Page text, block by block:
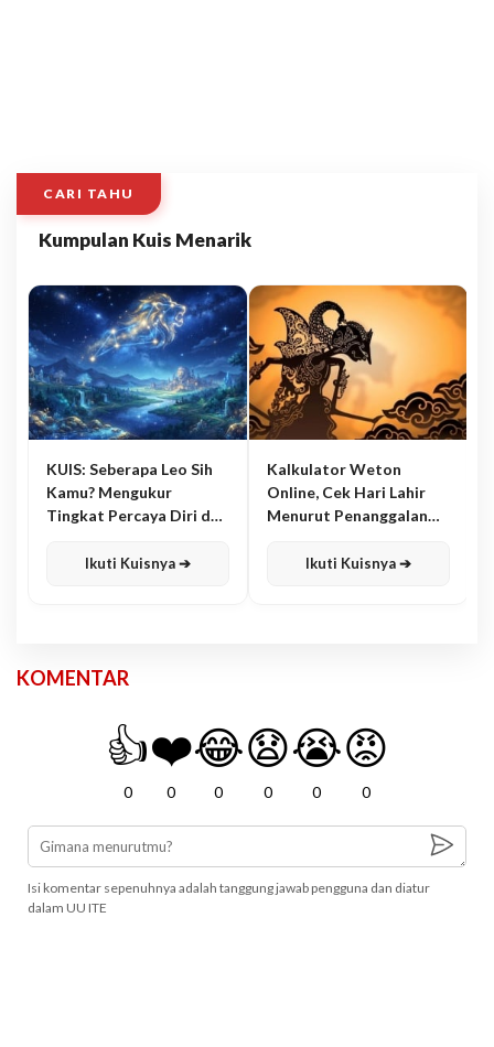
CARI TAHU
Kumpulan Kuis Menarik
KUIS: Seberapa Leo Sih
Kamu? Mengukur
Tingkat Percaya Diri dan
Ikuti Kuisnya ➔
Kalkulator Weton
Online, Cek Hari Lahir
Menurut Penanggalan
Ikuti Kuisnya ➔
KOMENTAR
👍
0
❤️
0
😂
0
😧
0
😭
0
😡
0
Isi komentar sepenuhnya adalah tanggung jawab pengguna dan diatur
dalam UU ITE